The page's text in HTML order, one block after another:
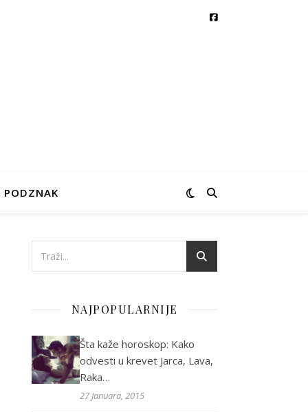
PODZNAK
NAJPOPULARNIJE
Šta kaže horoskop: Kako
odvesti u krevet Jarca, Lava,
Raka…
27 Januara, 2015